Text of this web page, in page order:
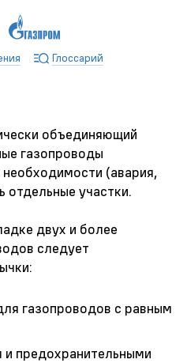
Глоссарий
объединяющий
газопроводы
(авария,
отдельные участки.
двух и более
следует
газопроводов с равным
и предохранительными